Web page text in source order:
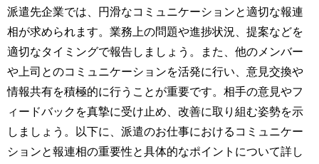
派遣先企業では、円滑なコミュニケーションと適切な報連
相が求められます。業務上の問題や進捗状況、提案などを
適切なタイミングで報告しましょう。また、他のメンバー
や上司とのコミュニケーションを活発に行い、意見交換や
情報共有を積極的に行うことが重要です。相手の意見やフ
ィードバックを真摯に受け止め、改善に取り組む姿勢を示
しましょう。以下に、派遣のお仕事におけるコミュニケー
ションと報連相の重要性と具体的なポイントについて詳し